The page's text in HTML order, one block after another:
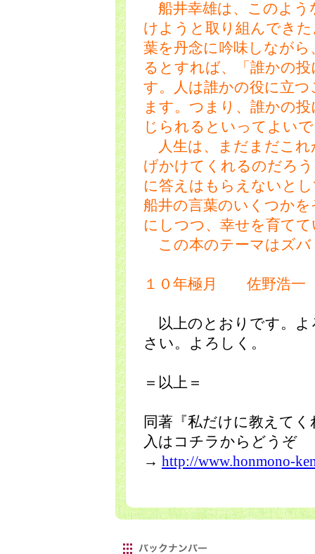
船井幸雄は、このよう
けようと取り組んでき
葉を丹念に吟味しなが
るとすれば、「誰かの
す。人は誰かの役に立
ます。つまり、誰かの
じられるといってよい
人生は、まだまだこれ
げかけてくれるのだろ
に答えはもらえないと
船井の言葉のいくつか
にしつつ、幸せを育て
この本のテーマはズバ
１０年極月 佐野浩一
以上のとおりです。よ
さい。よろしく。
＝以上＝
同著『私だけに教えて
入はコチラからどうぞ
→ http://www.honmono-